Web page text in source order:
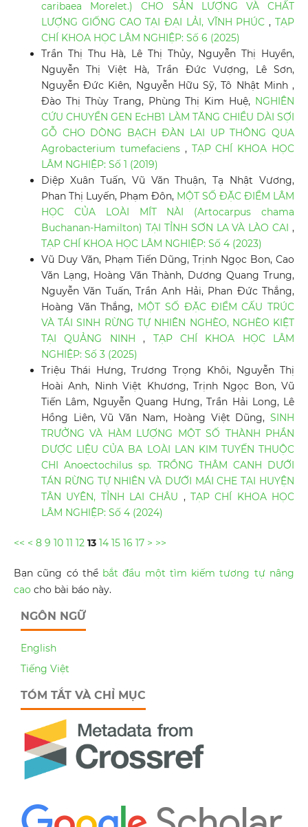
caribaea Morelet.) CHO SẢN LƯỢNG VÀ CHẤT
LƯỢNG GIỐNG CAO TẠI ĐẠI LẢI, VĨNH PHÚC,TẠP
CHÍ KHOA HỌC LÂM NGHIỆP: Số 6 (2025)
Trần Thị Thu Hà, Lê Thị Thủy, Nguyễn Thị Huyền,
Nguyễn Thị Việt Hà, Trần Đức Vượng, Lê Sơn,
Nguyễn Đức Kiên, Nguyễn Hữu Sỹ, Tô Nhật Minh ,
Đào Thị Thùy Trang, Phùng Thị Kim Huệ, NGHIÊN
CỨU CHUYỂN GEN EcHB1 LÀM TĂNG CHIỀU DÀI SỢI
GỖ CHO DÒNG BẠCH ĐÀN LAI UP THÔNG QUA
Agrobacterium tumefaciens , TẠP CHÍ KHOA HỌC
LÂM NGHIỆP: Số 1 (2019)
Diệp Xuân Tuấn, Vũ Văn Thuận, Tạ Nhật Vương,
Phan Thị Luyến, Phạm Đôn, MỘT SỐ ĐẶC ĐIỂM LÂM
HỌC CỦA LOÀI MÍT NÀI (Artocarpus chama
Buchanan-Hamilton) TẠI TỈNH SƠN LA VÀ LÀO CAI,
TẠP CHÍ KHOA HỌC LÂM NGHIỆP: Số 4 (2023)
Vũ Duy Văn, Phạm Tiến Dũng, Trịnh Ngọc Bon, Cao
Văn Lạng, Hoàng Văn Thành, Dương Quang Trung,
Nguyễn Văn Tuấn, Trần Anh Hải, Phan Đức Thắng,
Hoàng Văn Thắng, MỘT SỐ ĐẶC ĐIỂM CẤU TRÚC
VÀ TÁI SINH RỪNG TỰ NHIÊN NGHÈO, NGHÈO KIỆT
TẠI QUẢNG NINH, TẠP CHÍ KHOA HỌC LÂM
NGHIỆP: Số 3 (2025)
Triệu Thái Hưng, Trương Trọng Khôi, Nguyễn Thị
Hoài Anh, Ninh Việt Khương, Trịnh Ngọc Bon, Vũ
Tiến Lâm, Nguyễn Quang Hưng, Trần Hải Long, Lê
Hồng Liên, Vũ Văn Nam, Hoàng Việt Dũng,SINH
TRƯỞNG VÀ HÀM LƯỢNG MỘT SỐ THÀNH PHẦN
DƯỢC LIỆU CỦA BA LOÀI LAN KIM TUYẾN THUỘC
CHI Anoectochilus sp. TRỒNG THÂM CANH DƯỚI
TÁN RỪNG TỰ NHIÊN VÀ DƯỚI MÁI CHE TẠI HUYỆN
TÂN UYÊN, TỈNH LAI CHÂU ,TẠP CHÍ KHOA HỌC
LÂM NGHIỆP: Số 4 (2024)
<< < 8 9 10 11 12 13 14 15 16 17 > >>
Bạn cũng có thể bắt đầu một tìm kiếm tương tự nâng
cao cho bài báo này.
NGÔN NGỮ
English
Tiếng Việt
TÓM TẮT VÀ CHỈ MỤC